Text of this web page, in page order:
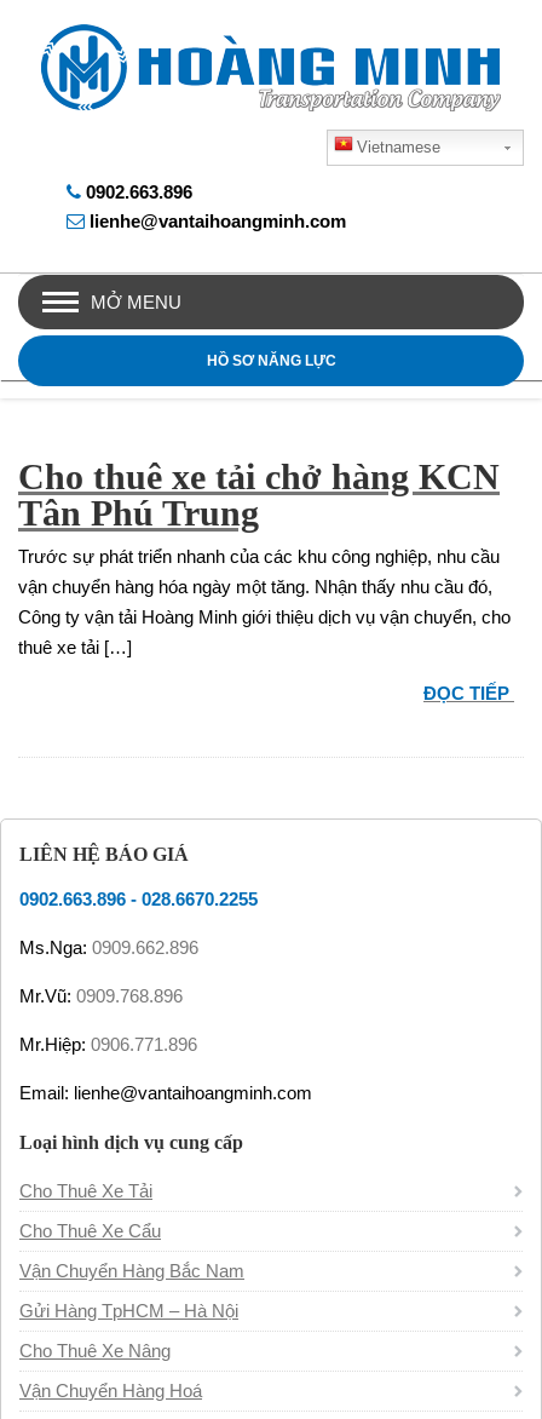
Vietnamese
0902.663.896
lienhe@vantaihoangminh.com
MỞ MENU
HỒ SƠ NĂNG LỰC
Cho thuê xe tải chở hàng KCN
Tân Phú Trung
Trước sự phát triển nhanh của các khu công nghiệp, nhu cầu
vận chuyển hàng hóa ngày một tăng. Nhận thấy nhu cầu đó,
Công ty vận tải Hoàng Minh giới thiệu dịch vụ vận chuyển, cho
thuê xe tải […]
ĐỌC TIẾP
LIÊN HỆ BÁO GIÁ
0902.663.896 - 028.6670.2255
Ms.Nga: 0909.662.896
Mr.Vũ: 0909.768.896
Mr.Hiệp: 0906.771.896
Email: lienhe@vantaihoangminh.com
Loại hình dịch vụ cung cấp
Cho Thuê Xe Tải
Cho Thuê Xe Cẩu
Vận Chuyển Hàng Bắc Nam
Gửi Hàng TpHCM – Hà Nội
Cho Thuê Xe Nâng
Vận Chuyển Hàng Hoá